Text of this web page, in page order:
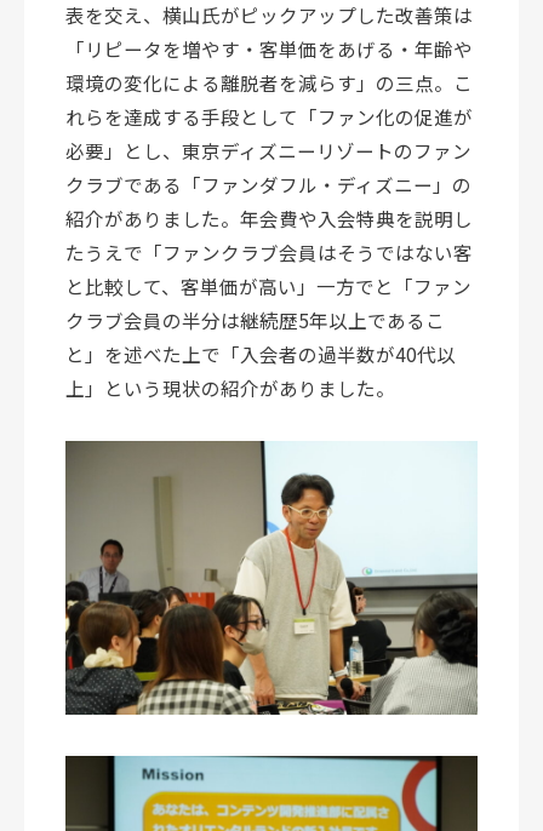
表を交え、横山氏がピックアップした改善策は
「リピータを増やす・客単価をあげる・年齢や
環境の変化による離脱者を減らす」の三点。こ
れらを達成する手段として「ファン化の促進が
必要」とし、東京ディズニーリゾートのファン
クラブである「ファンダフル ・ ディズニー」の
紹介がありました。年会費や入会特典を説明し
たうえで「ファンクラブ会員はそうではない客
と比較して、客単価が高い」一方でと「ファン
クラブ会員の半分は継続歴5年以上であるこ
と」を述べた上で 「入会者の過半数が40代以
上」という現状の紹介がありました。